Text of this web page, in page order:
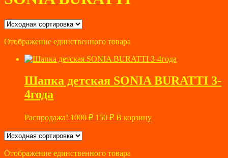
Отображение единственного товара
Шапка детская SONIA BURATTI 3-
4года
Распродажа! 1000₽ Первоначальная
150 ₽Текущая
цена:
В корзину
Отображение единственного товара